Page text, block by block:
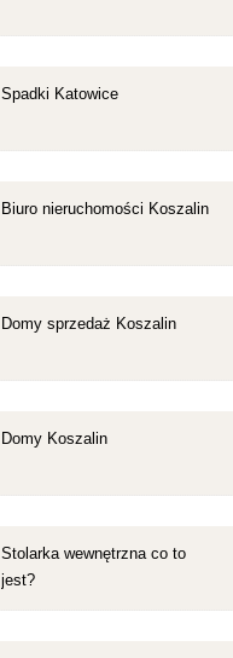
Spadki Katowice
Biuro nieruchomości Koszalin
Domy sprzedaż Koszalin
Domy Koszalin
Stolarka wewnętrzna co to
jest?